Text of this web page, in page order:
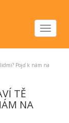
Toggle
Pojď k nám na
TĚ
NA